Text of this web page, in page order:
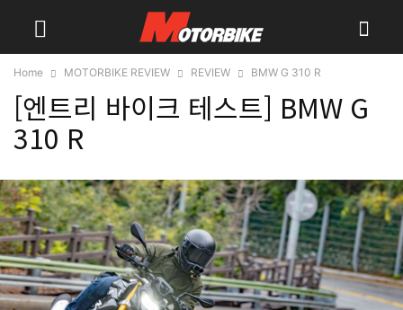
Home MOTORBIKE REVIEW REVIEW BMW G 310 R
[엔트리 바이크 테스트] BMW G
310 R